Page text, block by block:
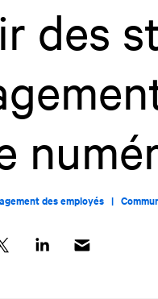
des
des employés |